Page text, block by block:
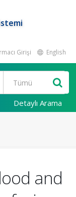
Girişi English
Detaylı Arama
and